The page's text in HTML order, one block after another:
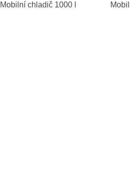
Mobilní chladič 1000 l